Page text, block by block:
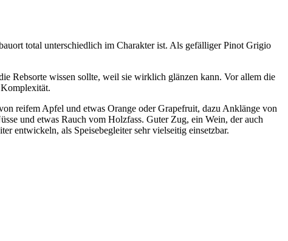
total unterschiedlich im Charakter ist. Als gefälliger Pinot Grigio
Rebsorte wissen sollte, weil sie wirklich glänzen kann. Vor allem die
reifem Apfel und etwas Orange oder Grapefruit, dazu Anklänge von
und etwas Rauch vom Holzfass. Guter Zug, ein Wein, der auch
entwickeln, als Speisebegleiter sehr vielseitig einsetzbar.